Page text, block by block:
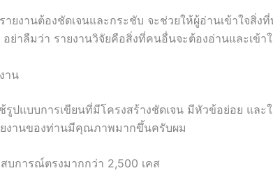
ายงานต้องชัดเจนและกระชับ จะช่วยให้ผู้อ่านเข้าใจสิ่ง
ย่าลืมว่า รายงานวิจัยคือสิ่งที่คนอื่นจะต้องอ่านและเข้าใ
าน
รูปแบบการเขียนที่มีโครงสร้างชัดเจน มีหัวข้อย่อย และ
ยงานของท่านมีคุณภาพมากขึ้นครับผม
บการณ์ตรงมากกว่า 2,500 เคส